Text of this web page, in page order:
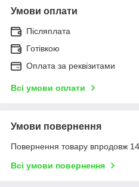
Умови оплати
Післяплата
Готівкою
Оплата за реквізитами
Всі умови оплати
Умови повернення
Повернення товару впродовж
Всі умови повернення